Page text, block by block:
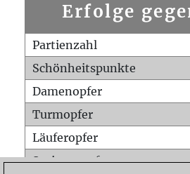
Erfolge
Partienzahl
Schönheitspunkte
Damenopfer
Turmopfer
Läuferopfer
Springeropfer